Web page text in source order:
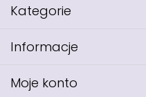
Kategorie
Informacje
Moje konto